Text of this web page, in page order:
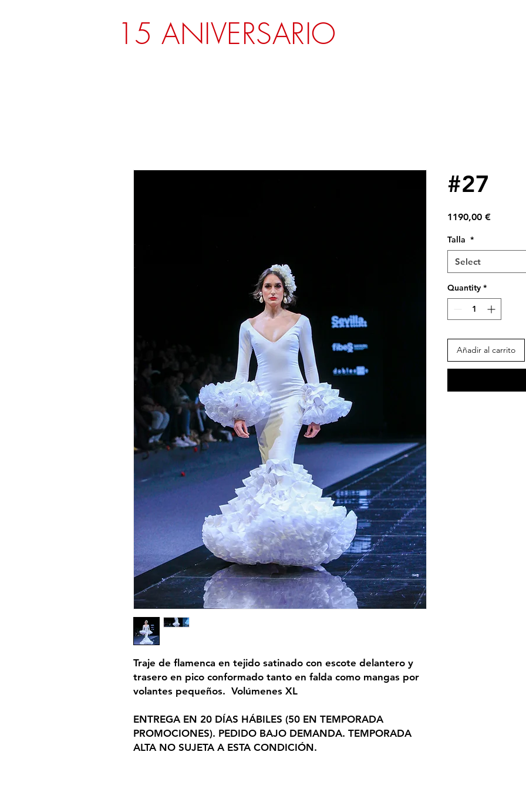
15 ANIVERSARIO
Traje de flamenca en tejido satinado con escote delantero y
trasero en pico conformado tanto en falda como mangas por
volantes pequeños. Volúmenes XL
ENTREGA EN 20 DÍAS HÁBILES (50 EN TEMPORADA
PROMOCIONES). PEDIDO BAJO DEMANDA. TEMPORADA
ALTA NO SUJETA A ESTA CONDICIÓN.
#27
1190,00 €Price
Talla *
Select
Quantity *
Añadir al carrito